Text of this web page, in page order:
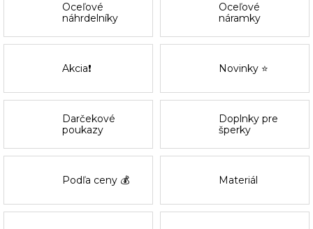
Oceľové
náhrdelníky
Oceľové
náramky
Akcia❗ Novinky ⭐
Darčekové
poukazy
Doplnky pre
šperky
Podľa ceny 💰 Materiál